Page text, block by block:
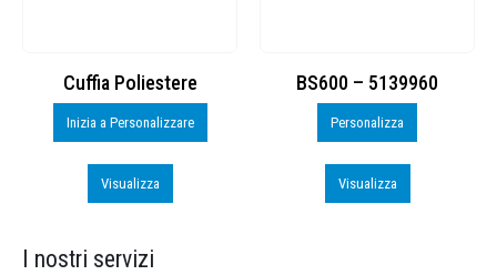
Cuffia Poliestere
Inizia a Personalizzare
Visualizza
BS600 – 5139960
Personalizza
Visualizza
I nostri servizi